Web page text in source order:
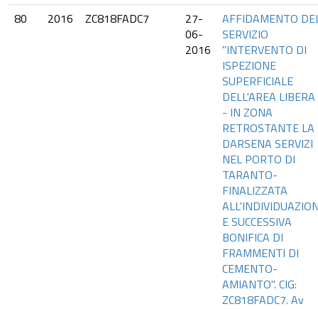
80
2016 ZC818FADC7
27-
06-
2016
AFFIDAMENTO
SERVIZIO
"INTERVENTO DI
ISPEZIONE
SUPERFICIALE
DELL'AREA
- IN ZONA
RETROSTANTE LA
DARSENA SERVIZI
NEL PORTO DI
TARANTO-
FINALIZZATA
E SUCCESSIVA
BONIFICA DI
FRAMMENTI DI
CEMENTO-
AMIANTO". CIG:
ZC818FADC7. Av